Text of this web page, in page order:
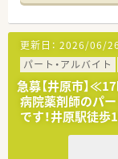
＜こんな方
■キャリアア
■福利厚生
＜業務内容＞
■処方箋によ
■内科、透析
です。
＜研修制度＞
■現場の先輩
＜法人特徴＞
■岡山県や
更新日： 2026/06/26
パート・アルバイト
急募【井原市】
病院薬剤師のパ
です！井原駅徒歩